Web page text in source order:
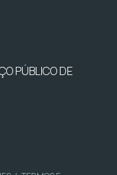
PÚBLICO DE